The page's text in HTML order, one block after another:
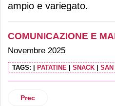
ampio e variegato.
COMUNICAZIONE E
Novembre 2025
TAGS: PATATINE SNACK SAN
Articolo precedente: Dole
Prec